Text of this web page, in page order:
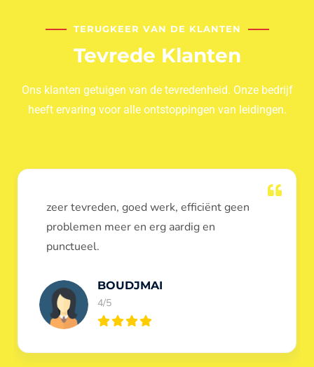
TERUGKEER VAN DE KLANTEN
Tevrede Klanten
Ons klanten getuigen van de tevredenheid. Onze bedrijf
heeft ervaring voor alle ontstoppingen van leidingen.
Dank u voor de ontstopping van wc, werd
heel goed uitgevoerd, door de loodgieters
ontstoppers services janssens.
Eric Garfield
5/5